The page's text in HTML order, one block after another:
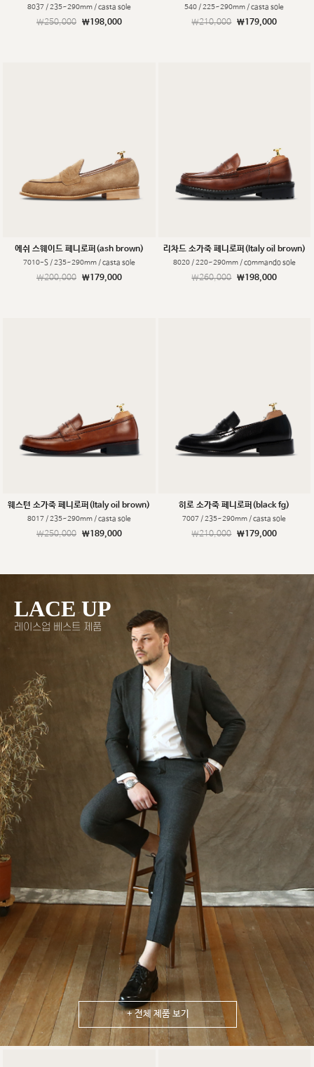
8037 / 235~290mm / casta sole
￦250,000 ￦198,000
540 / 225~290mm / casta sole
￦210,000 ￦179,000
에쉬 스웨이드 페니로퍼(ash brown)
7010-S / 235~290mm / casta sole
￦200,000 ￦179,000
리차드 소가죽 페니로퍼(Italy oil brown)
8020 / 220~290mm / commando sole
￦260,000 ￦198,000
웨스턴 소가죽 페니로퍼(Italy oil brown)
8017 / 235~290mm / casta sole
￦250,000 ￦189,000
히로 소가죽 페니로퍼(black fg)
7007 / 235~290mm / casta sole
￦210,000 ￦179,000
LACE UP
레이스업 베스트 제품
+ 전체 제품 보기